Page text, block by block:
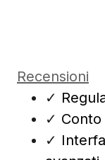
Recensioni
✓
✓
✓